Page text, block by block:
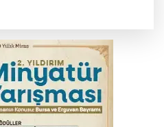
boğdu
giderken kazada